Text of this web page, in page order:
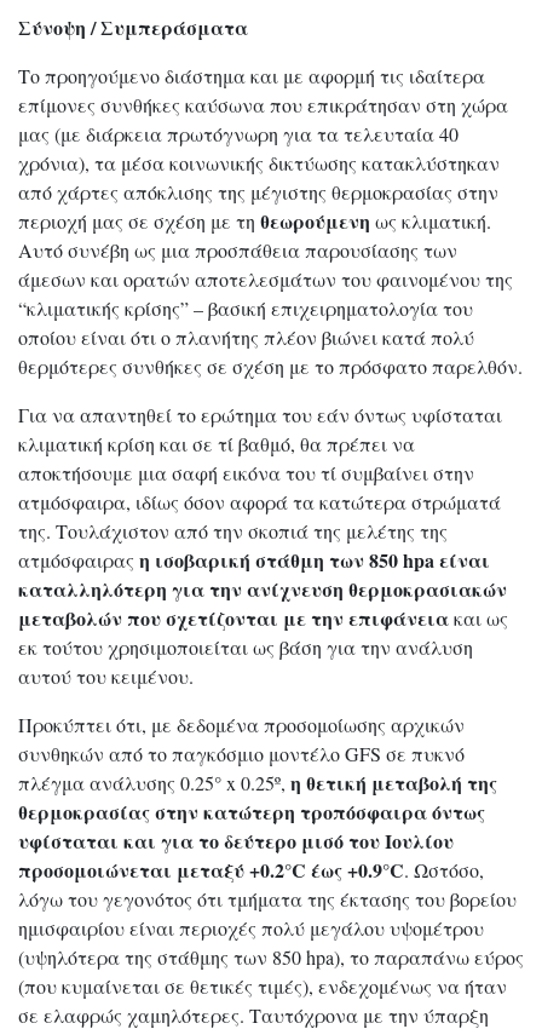
Σύνοψη / Συμπεράσματα
Το προηγούμενο διάστημα και με αφορμή τις ιδαίτερα
επίμονες συνθήκες καύσωνα που επικράτησαν στη χώρα
μας (με διάρκεια πρωτόγνωρη για τα τελευταία 40
χρόνια), τα μέσα κοινωνικής δικτύωσης κατακλύστηκαν
από χάρτες απόκλισης της μέγιστης θερμοκρασίας στην
περιοχή μας σε σχέση με τη θεωρούμενη ως κλιματική.
Αυτό συνέβη ως μια προσπάθεια παρουσίασης των
άμεσων και ορατών αποτελεσμάτων του φαινομένου της
“κλιματικής κρίσης” – βασική επιχειρηματολογία του
οποίου είναι ότι ο πλανήτης πλέον βιώνει κατά πολύ
θερμότερες συνθήκες σε σχέση με το πρόσφατο παρελθόν.
Για να απαντηθεί το ερώτημα του εάν όντως υφίσταται
κλιματική κρίση και σε τί βαθμό, θα πρέπει να
αποκτήσουμε μια σαφή εικόνα του τί συμβαίνει στην
ατμόσφαιρα, ιδίως όσον αφορά τα κατώτερα στρώματά
της. Τουλάχιστον από την σκοπιά της μελέτης της
ατμόσφαιρας η ισοβαρική στάθμη των 850 hpa είναι
καταλληλότερη για την ανίχνευση θερμοκρασιακών
μεταβολών που σχετίζονται με την επιφάνειακαι ως
εκ τούτου χρησιμοποιείται ως βάση για την ανάλυση
αυτού του κειμένου.
Προκύπτει ότι, με δεδομένα προσομοίωσης αρχικών
συνθηκών από το παγκόσμιο μοντέλο GFS σε πυκνό
πλέγμα ανάλυσης 0.25° x 0.25º, η θετική μεταβολή της
θερμοκρασίας στην κατώτερη τροπόσφαιρα όντως
υφίσταται και για το δεύτερο μισό του Ιουλίου
προσομοιώνεται μεταξύ +0.2°C έως +0.9°C. Ωστόσο,
λόγω του γεγονότος ότι τμήματα της έκτασης του βορείου
ημισφαιρίου είναι περιοχές πολύ μεγάλου υψομέτρου
(υψηλότερα της στάθμης των 850 hpa), το παραπάνω εύρος
(που κυμαίνεται σε θετικές τιμές), ενδεχομένως να ήταν
σε ελαφρώς χαμηλότερες. Ταυτόχρονα με την ύπαρξη